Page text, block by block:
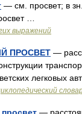
— см. просвет; в
…
выражений
ПРОСВЕТ —
легковых